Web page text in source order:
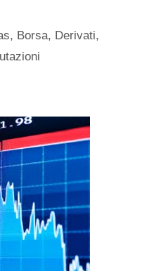
, Borsa, Derivati,